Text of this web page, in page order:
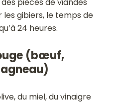
les gibiers, le temps de
24 heures.
(bœuf,
du miel, du vinaigre